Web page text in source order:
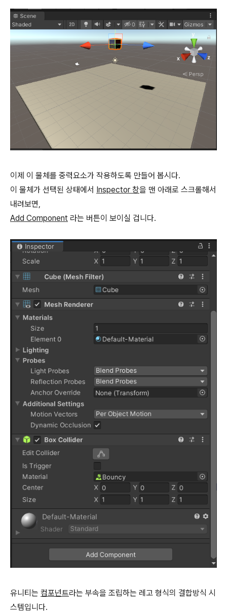
이제 이 물체를 중력요소가 작용하도록 만들어 봅시다.
이 물체가 선택된 상태에서 Inspector 창을 맨 아래로 스크롤해서
내려보면,
Add Component 라는 버튼이 보이실 겁니다.
유니티는 컴포넌트라는 부속을 조립하는 레고 형식의 결합방식 시
스템입니다.